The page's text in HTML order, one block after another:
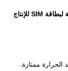
10.4 بوصة الكمبيوتر الصناعي لوحة اللمس مع فتحة لبطاقة SIM للإنتاج